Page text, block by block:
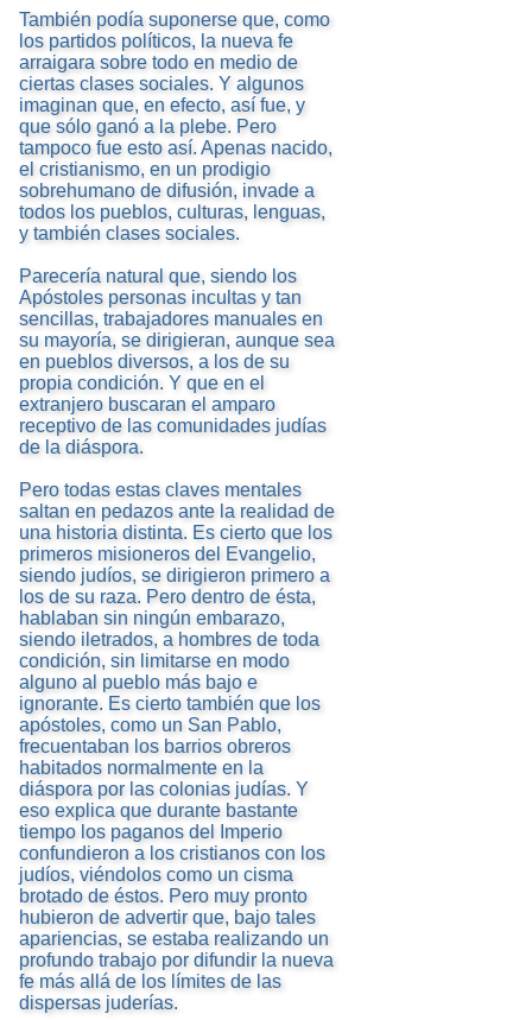
También podía suponerse que, como
los partidos políticos, la nueva fe
arraigara sobre todo en medio de
ciertas clases sociales. Y algunos
imaginan que, en efecto, así fue, y
que sólo ganó a la plebe. Pero
tampoco fue esto así. Apenas nacido,
el cristianismo, en un prodigio
sobrehumano de difusión, invade a
todos los pueblos, culturas, lenguas,
y también clases sociales.
Parecería natural que, siendo los
Apóstoles personas incultas y tan
sencillas, trabajadores manuales en
su mayoría, se dirigieran, aunque sea
en pueblos diversos, a los de su
propia condición. Y que en el
extranjero buscaran el amparo
receptivo de las comunidades judías
de la diáspora.
Pero todas estas claves mentales
saltan en pedazos ante la realidad de
una historia distinta. Es cierto que los
primeros misioneros del Evangelio,
siendo judíos, se dirigieron primero a
los de su raza. Pero dentro de ésta,
hablaban sin ningún embarazo,
siendo iletrados, a hombres de toda
condición, sin limitarse en modo
alguno al pueblo más bajo e
ignorante. Es cierto también que los
apóstoles, como un San Pablo,
frecuentaban los barrios obreros
habitados normalmente en la
diáspora por las colonias judías. Y
eso explica que durante bastante
tiempo los paganos del Imperio
confundieron a los cristianos con los
judíos, viéndolos como un cisma
brotado de éstos. Pero muy pronto
hubieron de advertir que, bajo tales
apariencias, se estaba realizando un
profundo trabajo por difundir la nueva
fe más allá de los límites de las
dispersas juderías.